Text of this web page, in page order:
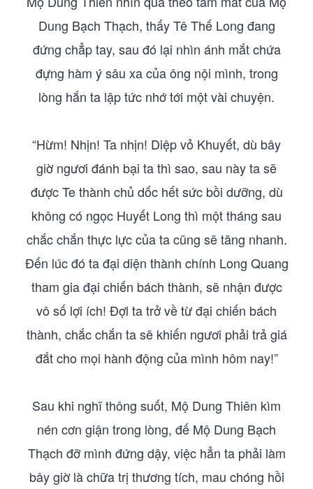
Dung Bạch Thạch, thấy Tê Thế Long đang
đứng chẳp tay, sau đó lại nhìn ánh mắt chứa
đựng hàm ý sâu xa của ông nội mình, trong
lòng hắn ta lập tức nhớ tới một vài chuyện.
“Hừm! Nhịn! Ta nhịn! Diệp vỏ Khuyết, dù bây
giờ ngươi đánh bại ta thì sao, sau này ta sẽ
được Te thành chủ dốc hết sức bồi dưỡng, dù
không có ngọc Huyết Long thì một tháng sau
chắc chắn thực lực của ta cũng sẽ tăng nhanh.
Đến lúc đó ta đại diện thành chính Long Quang
tham gia đại chiến bách thành, sẽ nhận được
vô số lợi ích! Đợl ta trở về từ đại chiến bách
thành, chắc chắn ta sẽ khiến ngươi phải trả giá
đắt cho mọi hành động của mình hôm nay!”
Sau khi nghĩ thông suốt, Mộ Dung Thiên kìm
nén cơn giận trong lòng, đế Mộ Dung Bạch
Thạch đỡ mình đứng dậy, việc hẳn ta phải làm
bây giờ là chữa trị thương tích, mau chóng hồi